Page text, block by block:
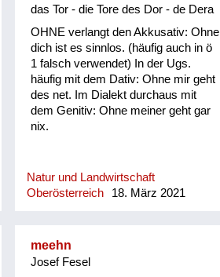
das Tor - die Tore des Dor - de Dera
OHNE verlangt den Akkusativ: Ohne
dich ist es sinnlos. (häufig auch in ö
1 falsch verwendet) In der Ugs.
häufig mit dem Dativ: Ohne mir geht
des net. Im Dialekt durchaus mit
dem Genitiv: Ohne meiner geht gar
nix.
Natur und Landwirtschaft
Oberösterreich
18. März 2021
meehn
Josef Fesel